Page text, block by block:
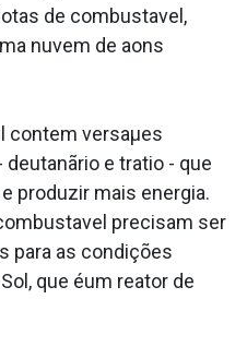
de combusta­vel,
nuvem de a­ons
contem versaµes
deutanãrio e tra­tio - que
produzir mais energia.
precisam ser
para as condições
que éum reator de